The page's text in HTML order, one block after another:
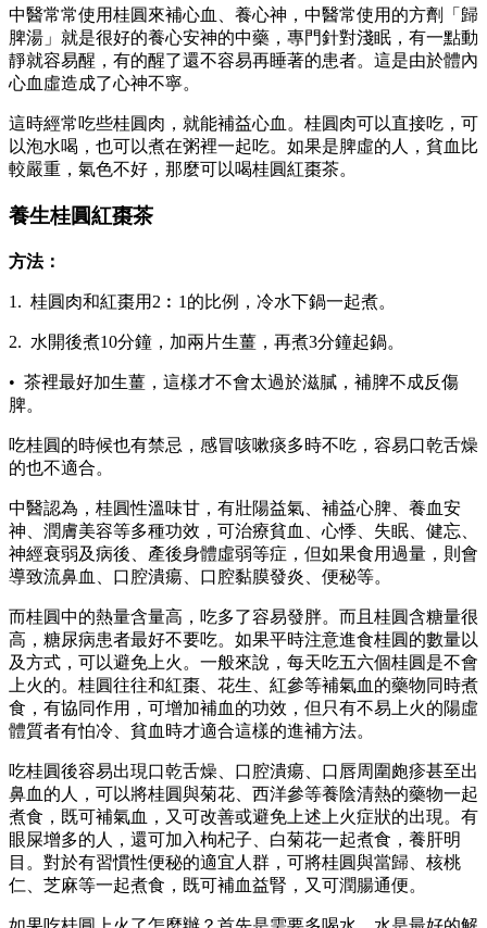
中醫常常使用桂圓來補心血、養心神，中醫常使用的方劑「歸
脾湯」就是很好的養心安神的中藥，專門針對淺眠，有一點動
靜就容易醒，有的醒了還不容易再睡著的患者。這是由於體內
心血虛造成了心神不寧。
這時經常吃些桂圓肉，就能補益心血。桂圓肉可以直接吃，可
以泡水喝，也可以煮在粥裡一起吃。如果是脾虛的人，貧血比
較嚴重，氣色不好，那麼可以喝桂圓紅棗茶。
養生桂圓紅棗茶
方法：
1. 桂圓肉和紅棗用2︰1的比例，冷水下鍋一起煮。
2. 水開後煮10分鐘，加兩片生薑，再煮3分鐘起鍋。
• 茶裡最好加生薑，這樣才不會太過於滋膩，補脾不成反傷
脾。
吃桂圓的時候也有禁忌，感冒咳嗽痰多時不吃，容易口乾舌燥
的也不適合。
中醫認為，桂圓性溫味甘，有壯陽益氣、補益心脾、養血安
神、潤膚美容等多種功效，可治療貧血、心悸、失眠、健忘、
神經衰弱及病後、產後身體虛弱等症，但如果食用過量，則會
導致流鼻血、口腔潰瘍、口腔黏膜發炎、便秘等。
而桂圓中的熱量含量高，吃多了容易發胖。而且桂圓含糖量很
高，糖尿病患者最好不要吃。如果平時注意進食桂圓的數量以
及方式，可以避免上火。一般來說，每天吃五六個桂圓是不會
上火的。桂圓往往和紅棗、花生、紅參等補氣血的藥物同時煮
食，有協同作用，可增加補血的功效，但只有不易上火的陽虛
體質者有怕冷、貧血時才適合這樣的進補方法。
吃桂圓後容易出現口乾舌燥、口腔潰瘍、口唇周圍皰疹甚至出
鼻血的人，可以將桂圓與菊花、西洋參等養陰清熱的藥物一起
煮食，既可補氣血，又可改善或避免上述上火症狀的出現。有
眼屎增多的人，還可加入枸杞子、白菊花一起煮食，養肝明
目。對於有習慣性便秘的適宜人群，可將桂圓與當歸、核桃
仁、芝麻等一起煮食，既可補血益腎，又可潤腸通便。